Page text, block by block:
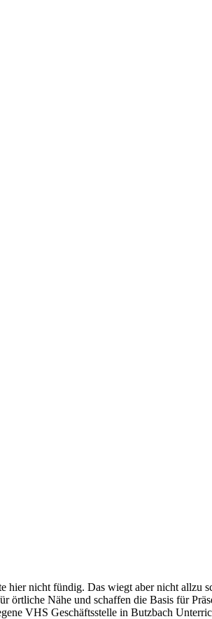
nicht fündig. Das wiegt aber nicht allzu
örtliche Nähe und schaffen die Basis für
VHS Geschäftsstelle in Butzbach